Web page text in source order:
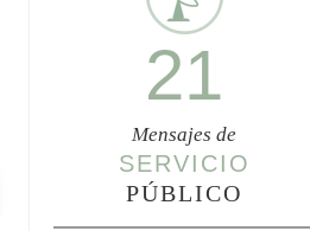
21
Mensajes de
SERVICIO
PÚBLICO